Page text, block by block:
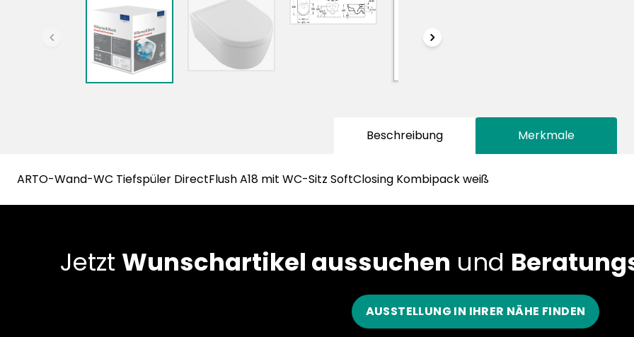
chevronLeft chevronRight
Beschreibung Merkmale
ARTO-Wand-WC Tiefspüler DirectFlush A18 mit WC-Sitz SoftClosing Kombipack weiß
Jetzt Wunschartikel aussuchen und
AUSSTELLUNG IN IHRER NÄHE FINDEN